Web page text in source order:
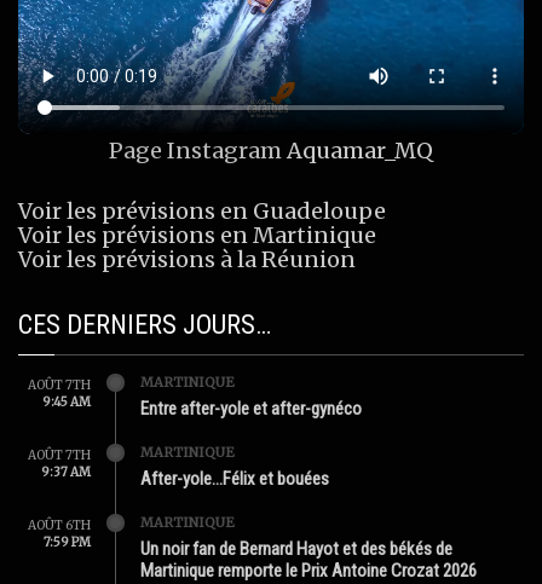
Page InstagramAquamar_MQ
Voir les prévisions en Guadeloupe
Voir les prévisions en Martinique
Voir les prévisions à la Réunion
CES DERNIERS JOURS…
AOÛT 7TH
9:45 AM
MARTINIQUE
Entre after-yole et after-gynéco
AOÛT 7TH
9:37 AM
MARTINIQUE
After-yole…Félix et bouées
AOÛT 6TH
7:59 PM
MARTINIQUE
Un noir fan de Bernard Hayot et des békés de
Martinique remporte le Prix Antoine Crozat 2026